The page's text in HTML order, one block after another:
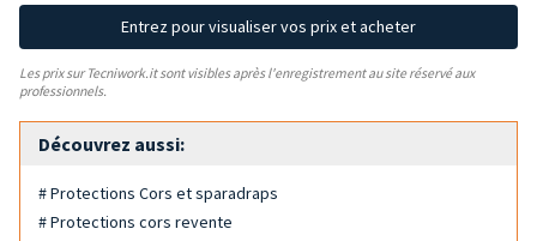
Entrez pour visualiser vos prix et acheter
Les prix sur Tecniwork.it sont visibles après l'enregistrement au site réservé aux
professionnels.
Découvrez aussi:
# Protections Cors et sparadraps
# Protections cors revente